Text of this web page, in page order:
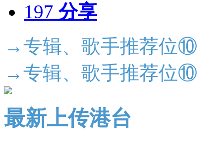
197 分享
→专辑、歌手推荐位⑩
→专辑、歌手推荐位⑩
最新上传港台